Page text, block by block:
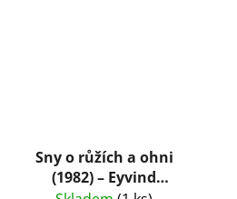
Sny o růžích a ohni
(1982) – Eyvind